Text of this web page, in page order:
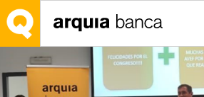
Saltar al contenido principal